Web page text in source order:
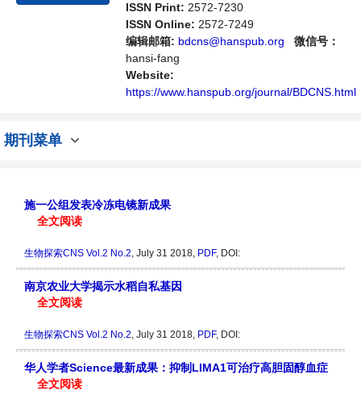
物医药领域的评论和科研展望。本刊支持思想
创新、学术创新，倡导科学，繁荣学术，集学
术性、思想性为一体，旨在为了给世界范围内
的科学家、学者、科研人员提供一个传播、分
享和讨论分析生物医药领域内最新动态不同方
向问题与发展的交流平台。
ISSN Print: 2572-7230
ISSN Online: 2572-7249
编辑邮箱: bdcns@hanspub.org
微信号：
hansi-fang
Website:
https://www.hanspub.org/journal/BDCNS.html
期刊菜单
施一公组发表冷冻电镜新成果
全文阅读
生物探索CNS Vol.2 No.2, July 31 2018, PDF, DOI:
南京农业大学揭示水稻自私基因
全文阅读
生物探索CNS Vol.2 No.2, July 31 2018, PDF, DOI:
华人学者Science最新成果：抑制LIMA1可治疗高胆固醇血症
全文阅读